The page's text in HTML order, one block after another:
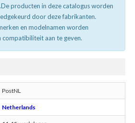
producten in deze catalogus worden
door deze fabrikanten.
en modelnamen worden
aan te geven.
PostNL
Netherlands